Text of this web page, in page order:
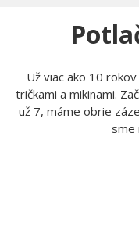
Už viac ako 10
tričkami a mikinami.
už 7, máme obrie
sme